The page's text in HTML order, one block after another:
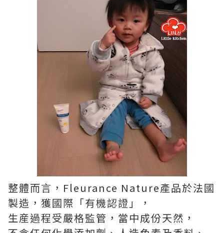
整體而言，Fleurance Nature產品於法國
製造，獲國際「有機認證」，
生産過程受嚴格監管，當中成份天然，